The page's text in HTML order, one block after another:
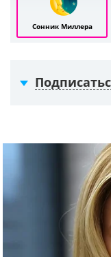
Сонник Миллера